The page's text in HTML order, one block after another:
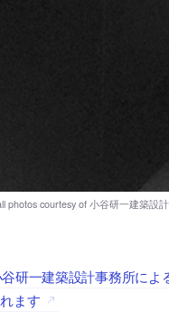
研一建築設計事務所によ
ます